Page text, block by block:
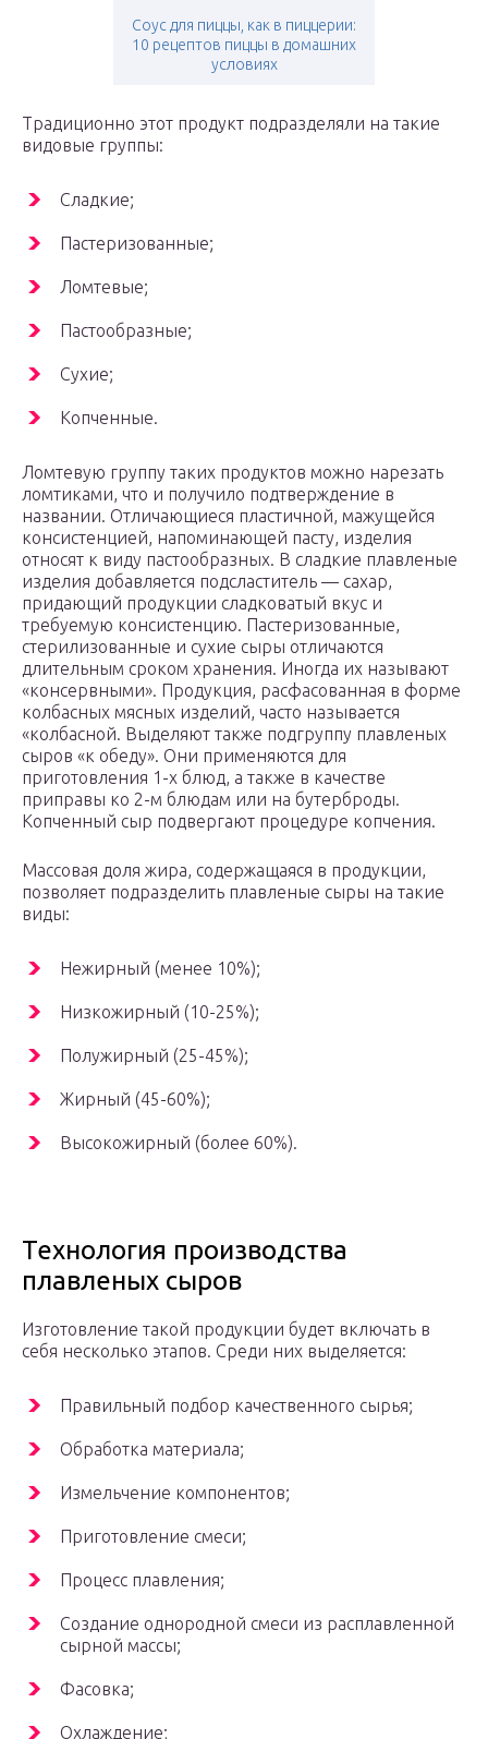
Соус для пиццы, как в пиццерии:
10 рецептов пиццы в домашних
условиях
Традиционно этот продукт подразделяли на такие
видовые группы:
Сладкие;
Пастеризованные;
Ломтевые;
Пастообразные;
Сухие;
Копченные.
Ломтевую группу таких продуктов можно нарезать
ломтиками, что и получило подтверждение в
названии. Отличающиеся пластичной, мажущейся
консистенцией, напоминающей пасту, изделия
относят к виду пастообразных. В сладкие плавленые
изделия добавляется подсластитель — сахар,
придающий продукции сладковатый вкус и
требуемую консистенцию. Пастеризованные,
стерилизованные и сухие сыры отличаются
длительным сроком хранения. Иногда их называют
«консервными». Продукция, расфасованная в форме
колбасных мясных изделий, часто называется
«колбасной. Выделяют также подгруппу плавленых
сыров «к обеду». Они применяются для
приготовления 1-х блюд, а также в качестве
приправы ко 2-м блюдам или на бутерброды.
Копченный сыр подвергают процедуре копчения.
Массовая доля жира, содержащаяся в продукции,
позволяет подразделить плавленые сыры на такие
виды:
Нежирный (менее 10%);
Низкожирный (10-25%);
Полужирный (25-45%);
Жирный (45-60%);
Высокожирный (более 60%).
Технология производства
плавленых сыров
Изготовление такой продукции будет включать в
себя несколько этапов. Среди них выделяется:
Правильный подбор качественного сырья;
Обработка материала;
Измельчение компонентов;
Приготовление смеси;
Процесс плавления;
Создание однородной смеси из расплавленной
сырной массы;
Фасовка;
Охлаждение;